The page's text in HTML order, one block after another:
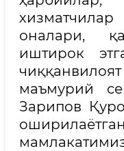
оналари,
иштирок
маъмурий
Зарипов